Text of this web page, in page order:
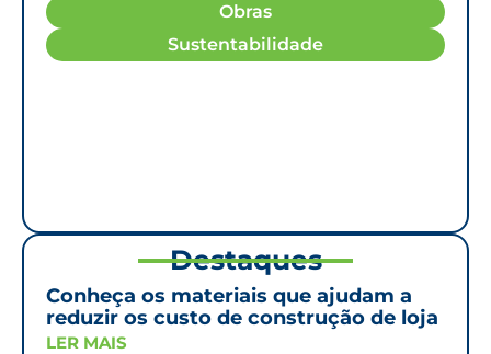
Obras
Sustentabilidade
Destaques
Conheça os materiais que ajudam a
reduzir os custo de construção de loja
LER MAIS